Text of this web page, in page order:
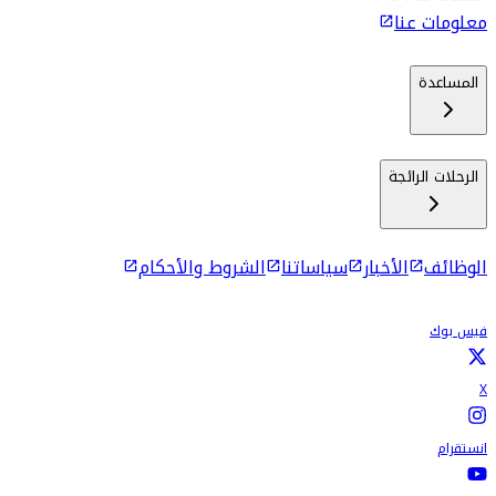
معلومات عنا
المساعدة
الرحلات الرائجة
الوظائف الأخبار سياساتنا الشروط والأحكام
فيس بوك
X
انستقرام